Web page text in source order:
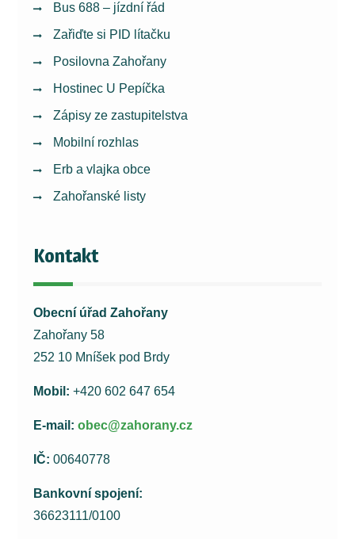
Bus 688 – jízdní řád
Zařiďte si PID lítačku
Posilovna Zahořany
Hostinec U Pepíčka
Zápisy ze zastupitelstva
Mobilní rozhlas
Erb a vlajka obce
Zahořanské listy
Kontakt
Obecní úřad Zahořany
Zahořany 58
252 10 Mníšek pod Brdy
Mobil: +420 602 647 654
E-mail: obec@zahorany.cz
IČ: 00640778
Bankovní spojení:
36623111/0100